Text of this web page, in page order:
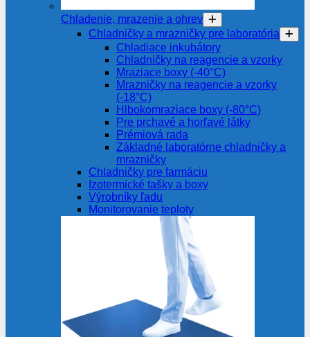
Chladenie, mrazenie a ohrev
Chladničky a mrazničky pre laboratória
Chladiace inkubátory
Chladničky na reagencie a vzorky
Mraziace boxy (-40°C)
Mrazničky na reagencie a vzorky
(-18°C)
Hlbokomraziace boxy (-80°C)
Pre prchavé a horľavé látky
Prémiová rada
Základné laboratórne chladničky a
mrazničky
Chladničky pre farmáciu
Izotermické tašky a boxy
Výrobníky ľadu
Monitorovanie teploty